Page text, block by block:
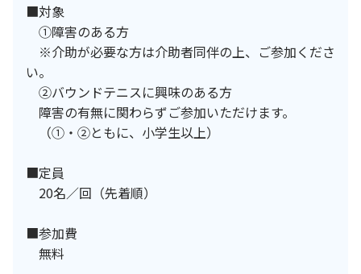
■対象
①障害のある方
※介助が必要な方は介助者同伴の上、ご参加くださ
い。
②バウンドテニスに興味のある方
障害の有無に関わらずご参加いただけます。
（①・②ともに、小学生以上）
■定員
20名／回（先着順）
■参加費
無料